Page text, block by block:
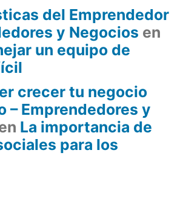
del Emprendedor
y Negocios en
un equipo de
crecer tu negocio
– Emprendedores y
La importancia de
para los